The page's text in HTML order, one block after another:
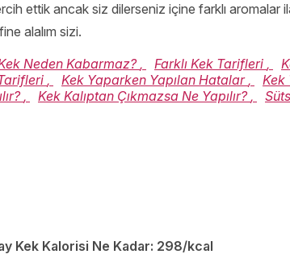
ettik ancak siz dilerseniz içine farklı
alalım sizi.
Neden Kabarmaz?, Farklı Kek Tarifleri ,
, Kek Yaparken Yapılan Hatalar, Kek
, Kek Kalıptan Çıkmazsa Ne Yapılır?,
Kek Kalorisi Ne Kadar: 298/kcal